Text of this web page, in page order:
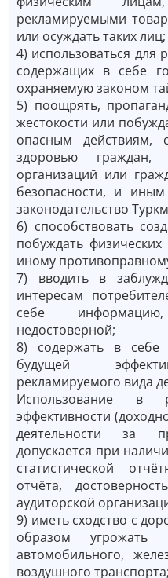
рекламируемыми
или осуждать таких лиц;
4) использоваться для
содержащих в себе
охраняемую законом
5) поощрять,
жестокости или
опасным действиям,
здоровью граждан,
организаций или
безопасности, и
законодательство
6) способствовать
побуждать
иному
7) вводить в
интересам
себе
недостоверной;
8) содержать в себе
будущей
рекламируемого вида
Использование в
эффективности
деятельности за
допускается при
статистической
отчёта,
аудиторской
9) иметь сходство с
образом угрожать
автомобильного,
воздушного транспорта;